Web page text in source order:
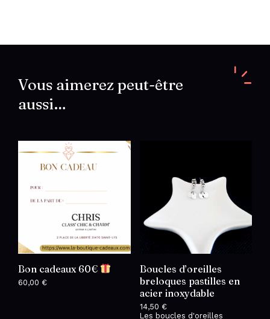
agate
Vous aimerez peut-être
aussi…
Bon cadeaux 60€
60,00 €
Boucles d’oreilles
breloques pastilles en
acier inoxydable
14,50 €
Les boucles d'oreilles